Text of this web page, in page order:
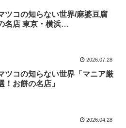
ツコの知らない世界/麻婆豆腐
名店 東京・横浜…
2026.07.28
ツコの知らない世界「マニア厳
！お餅の名店」
2026.04.28